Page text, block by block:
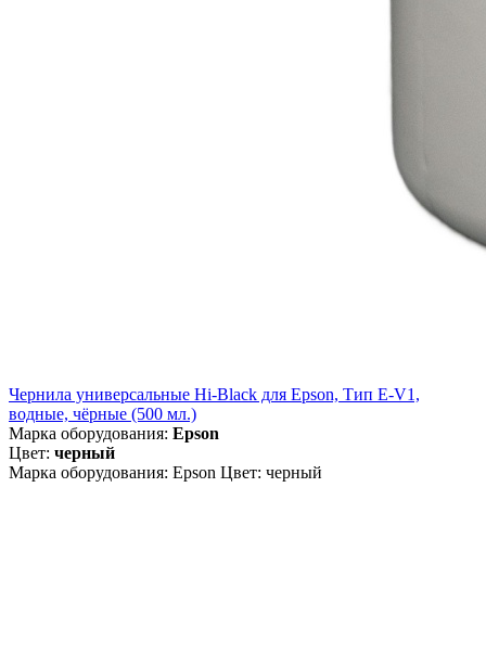
Чернила универсальные Hi-Black для Epson, Тип E-V1,
водные, чёрные (500 мл.)
Марка оборудования: Epson
Цвет: черный
Марка оборудования: Epson Цвет: черный